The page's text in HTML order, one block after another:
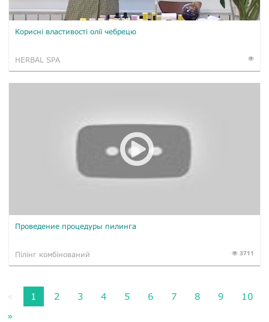
Корисні властивості олії чебрецю
HERBAL SPA
Проведение процедуры пилинга
Пілінг комбінований 3711
1 2 3 4 5 6 7 8 9
10
»